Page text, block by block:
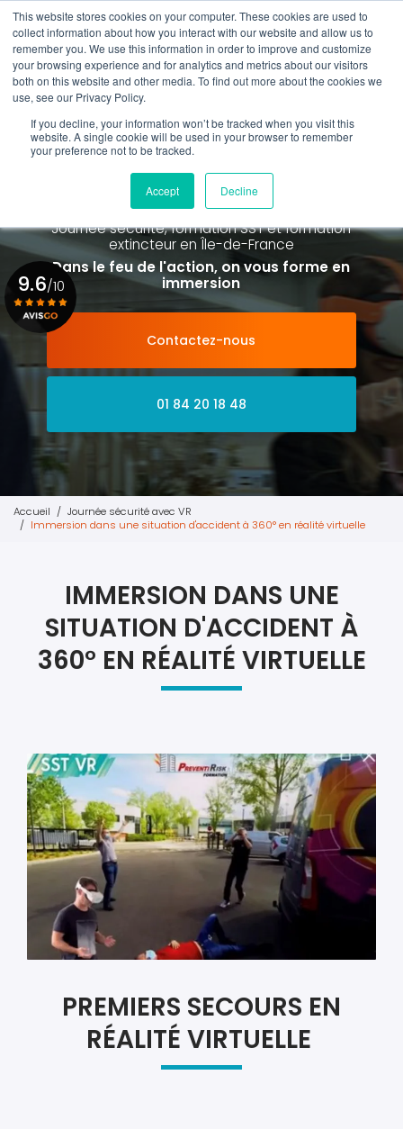
This website stores cookies on your computer. These cookies are used to
collect information about how you interact with our website and allow us to
remember you. We use this information in order to improve and customize
your browsing experience and for analytics and metrics about our visitors
both on this website and other media. To find out more about the cookies we
use, see our Privacy Policy.
If you decline, your information won’t be tracked when you visit this
website. A single cookie will be used in your browser to remember
your preference not to be tracked.
Accept Decline
Aller
au
contenu
principal
01 84 20 18 48
Rappel gratuit
Spécialiste de la formation SST et
de la Formation Incendie
à Paris La Défense depuis 2015
Journée sécurité, formation SST et formation
extincteuren Île-de-France
Dans le feu de l'action, on vous forme en
immersion
Contactez-nous
01 84 20 18 48
9.6/10
Voir le certificat
Accueil
Journée sécurité avec VR
Immersion dans une situation d'accident à 360° en réalité virtuelle
IMMERSION DANS UNE
SITUATION D'ACCIDENT À
360° EN RÉALITÉ VIRTUELLE
PREMIERS SECOURS EN
RÉALITÉ VIRTUELLE